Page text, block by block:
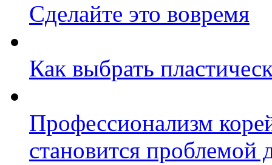
Сделайте это вовремя
Как выбрать
Профессионализм
становится проблемой